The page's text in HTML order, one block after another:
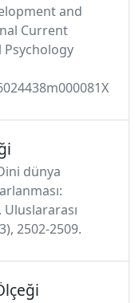
and
Current
Psychology
dünya
Uluslararası
2502-2509.